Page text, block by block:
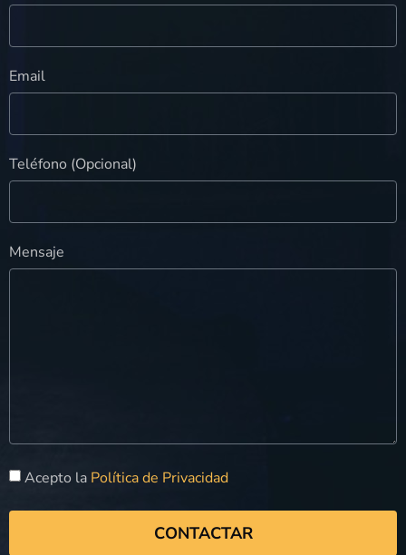
Email
Teléfono (Opcional)
Mensaje
Acepto la Política de Privacidad
CONTACTAR